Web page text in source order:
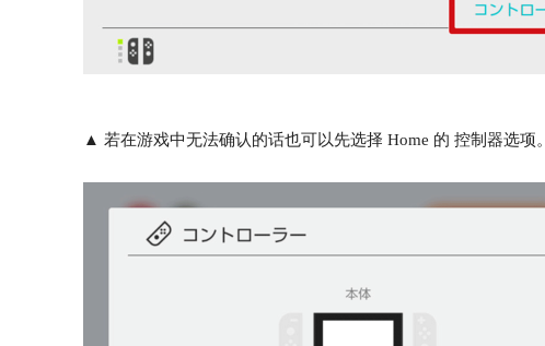
▲ 若在游戏中无法确认的话也可以先选择 Home 的 控制器选项。